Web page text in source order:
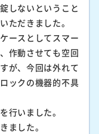
しないということ
ただきました。
ースとしてスマー
作動させても空回
が、今回は外れて
ックの機器的不具
行いました。
ました。